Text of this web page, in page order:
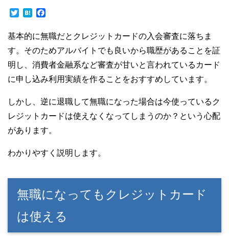
i
t
r
H
t
e
n
a
c
e
b
o
o
k
基本的に無職だとクレジットカードの入会審査に落ちま
す。そのためアルバイトでも良いから職歴があることを証
明し、消費者金融系など審査が甘いと言われているカード
に申し込み利用実績を作ることをおすすめしています。
しかし、逆に退職して無職になった場合は今使っているク
レジットカードは使えなくなってしまうのか？という心配
があります。
わかりやすく説明します。
無職になってもクレジットカード
は使える